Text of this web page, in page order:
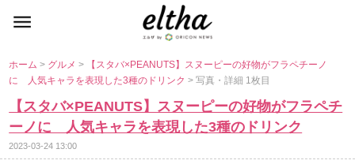
ホーム> グルメ>
【スタバ×PEANUTS】スヌーピーの好物がフラペチーノ
に 人気キャラを表現した3種のドリンク> 写真・詳細 1枚目
【スタバ×PEANUTS】スヌーピーの好物がフラペチ
ーノに 人気キャラを表現した3種のドリンク
2023-03-24 13:00